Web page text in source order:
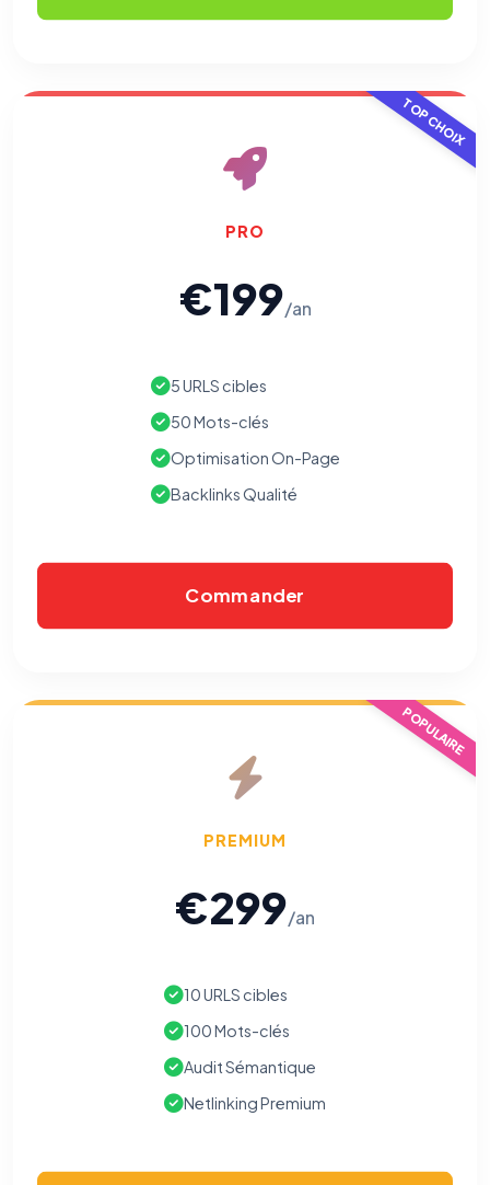
TOP CHOIX
PRO
€199/an
5 URLS cibles
50 Mots-clés
Optimisation On-Page
Backlinks Qualité
Commander
POPULAIRE
PREMIUM
€299/an
10 URLS cibles
100 Mots-clés
Audit Sémantique
Netlinking Premium